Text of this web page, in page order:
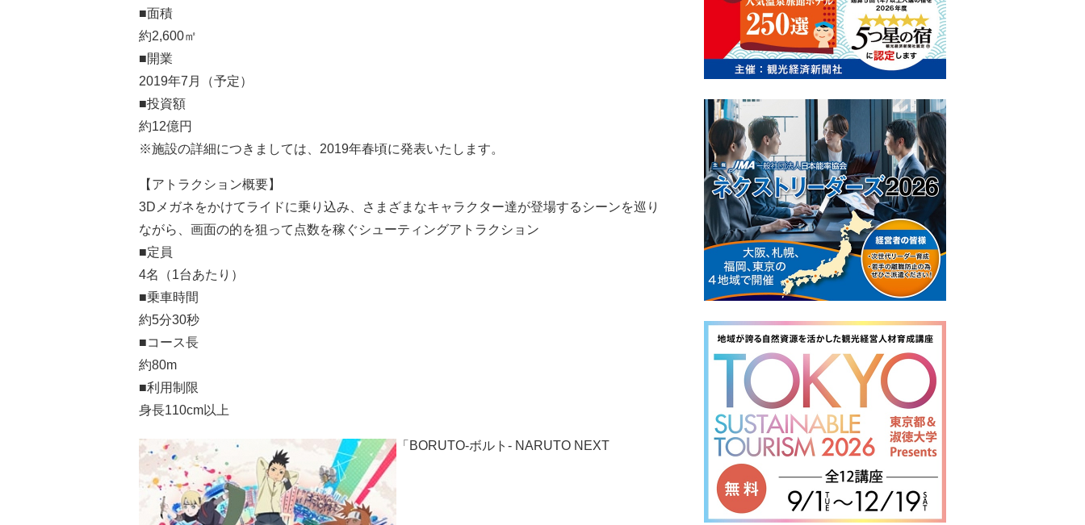
■面積
約2,600㎡
■開業
2019年7月（予定）
■投資額
約12億円
※施設の詳細につきましては、2019年春頃に発表いたします。
【アトラクション概要】
3Dメガネをかけてライドに乗り込み、さまざまなキャラクター達が登場するシーンを巡り
ながら、画面の的を狙って点数を稼ぐシューティングアトラクション
■定員
4名（1台あたり）
■乗車時間
約5分30秒
■コース長
約80m
■利用制限
身長110cm以上
「BORUTO-ボルト- NARUTO NEXT